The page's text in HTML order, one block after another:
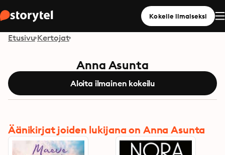
Kokeile ilmaiseksi
Etusivu Kertojat
Anna Asunta
Aloita ilmainen kokeilu
Äänikirjat joiden lukijana on Anna Asunta